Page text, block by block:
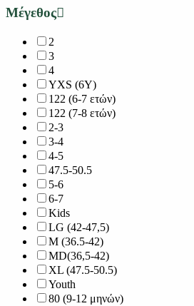
Μέγεθος
2
3
4
YXS (6Y)
122 (6-7 ετών)
122 (7-8 ετών)
2-3
3-4
4-5
47.5-50.5
5-6
6-7
Kids
LG (42-47,5)
M (36.5-42)
MD(36,5-42)
XL (47.5-50.5)
Youth
80 (9-12 μηνών)